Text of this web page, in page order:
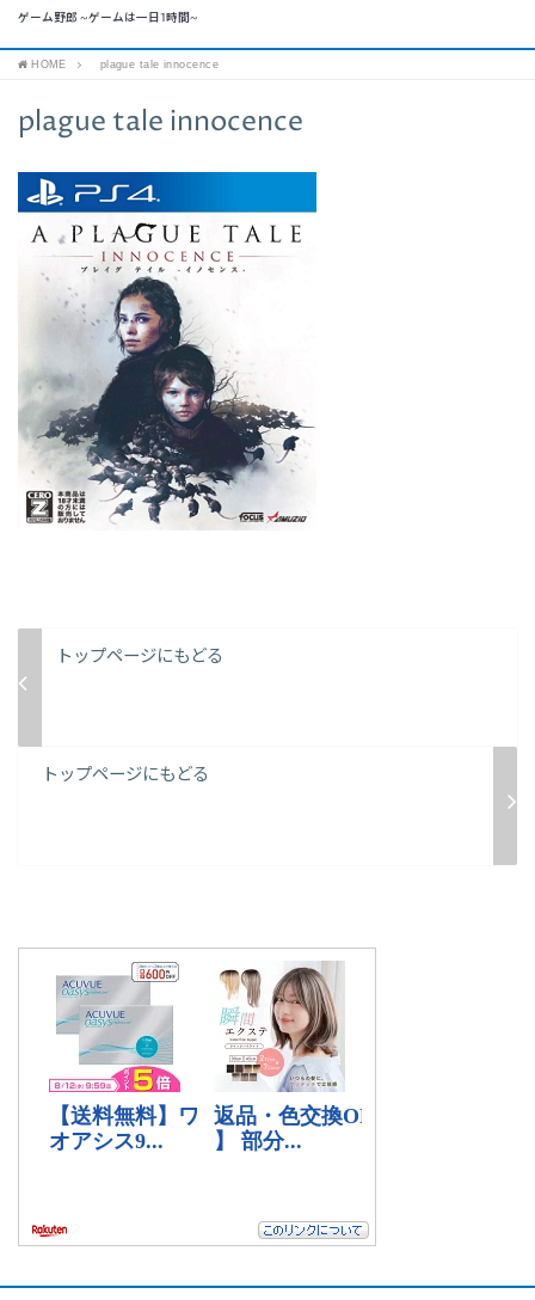
ゲーム野郎 ~ゲームは一日1時間~
HOME plague tale innocence
plague tale innocence
トップページにもどる
トップページにもどる